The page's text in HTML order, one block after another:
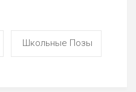
Школьные Позы